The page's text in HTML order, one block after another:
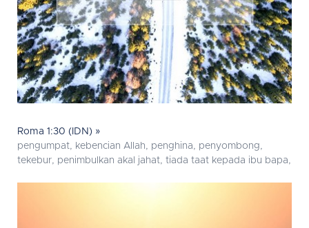
Roma 1:30 (IDN) »
pengumpat, kebencian Allah, penghina, penyombong,
tekebur, penimbulkan akal jahat, tiada taat kepada ibu bapa,